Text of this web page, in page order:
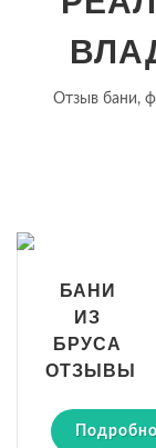
Отзыв бани,
БАНИ
ИЗ
БРУСА
ОТЗЫВЫ